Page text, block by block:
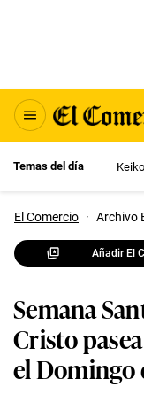
Temas del día
El Comercio · Archivo
Añadir El
Semana
Cristo
el Domingo